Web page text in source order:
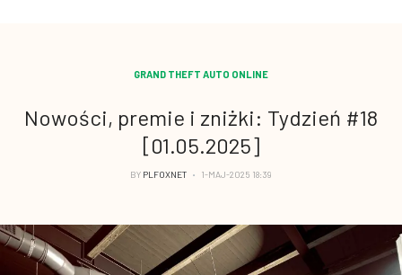
GRAND THEFT AUTO ONLINE
Nowości, premie i zniżki: Tydzień #18
[01.05.2025]
BY PLFOXNET 1-MAJ-2025 18:39